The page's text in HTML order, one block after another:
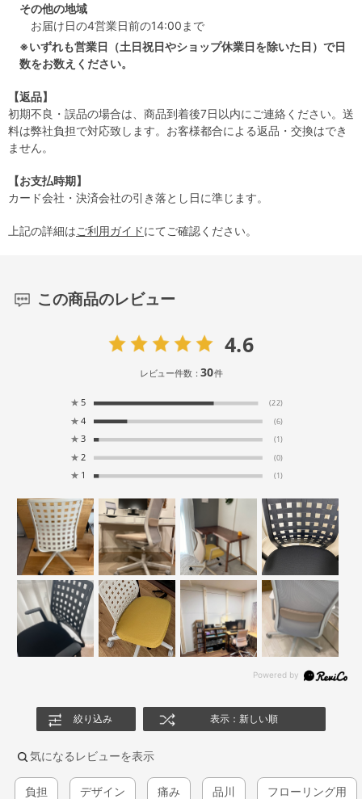
その他の地域
お届け日の4営業日前の14:00まで
※いずれも営業日（土日祝日やショップ休業日を除いた日）で日
数をお数えください。
【返品】
初期不良・誤品の場合は、商品到着後7日以内にご連絡ください。送
料は弊社負担で対応致します。お客様都合による返品・交換はでき
ません。
【お支払時期】
カード会社・決済会社の引き落とし日に準じます。
上記の詳細はご利用ガイドにてご確認ください。
この商品のレビュー
4.6
レビュー件数：30件
★ 5 (22)
★ 4 (6)
★ 3 (1)
★ 2 (0)
★ 1 (1)
絞り込み 表示：新しい順
気になるレビューを表示
負担 デザイン 痛み 品川 フローリング用